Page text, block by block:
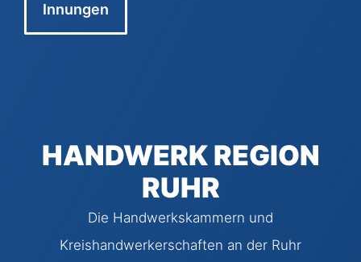
Innungen
HANDWERK REGION
RUHR
Die Handwerkskammern und
Kreishandwerkerschaften an der Ruhr